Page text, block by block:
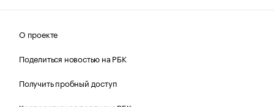
О проекте
Поделиться новостью на РБК
Получить пробный доступ